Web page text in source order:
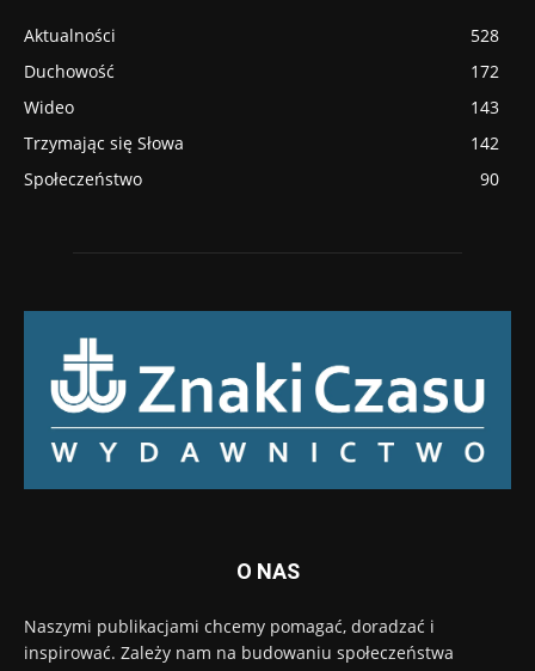
Aktualności
528
Duchowość
172
Wideo
143
Trzymając się Słowa
142
Społeczeństwo
90
O NAS
Naszymi publikacjami chcemy pomagać, doradzać i
inspirować. Zależy nam na budowaniu społeczeństwa